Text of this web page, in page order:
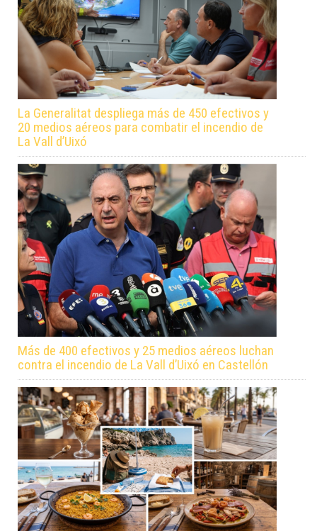
La Generalitat despliega más de 450 efectivos y
20 medios aéreos para combatir el incendio de
La Vall d’Uixó
Más de 400 efectivos y 25 medios aéreos luchan
contra el incendio de La Vall d’Uixó en Castellón